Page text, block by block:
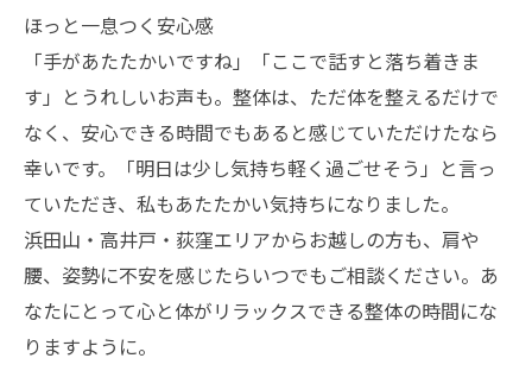
ほっと一息つく安心感
「手があたたかいですね」「ここで話すと落ち着きま
す」とうれしいお声も。整体は、ただ体を整えるだけで
なく、安心できる時間でもあると感じていただけたなら
幸いです。「明日は少し気持ち軽く過ごせそう」と言っ
ていただき、私もあたたかい気持ちになりました。
浜田山・高井戸・荻窪エリアからお越しの方も、肩や
腰、姿勢に不安を感じたらいつでもご相談ください。あ
なたにとって心と体がリラックスできる整体の時間にな
りますように。